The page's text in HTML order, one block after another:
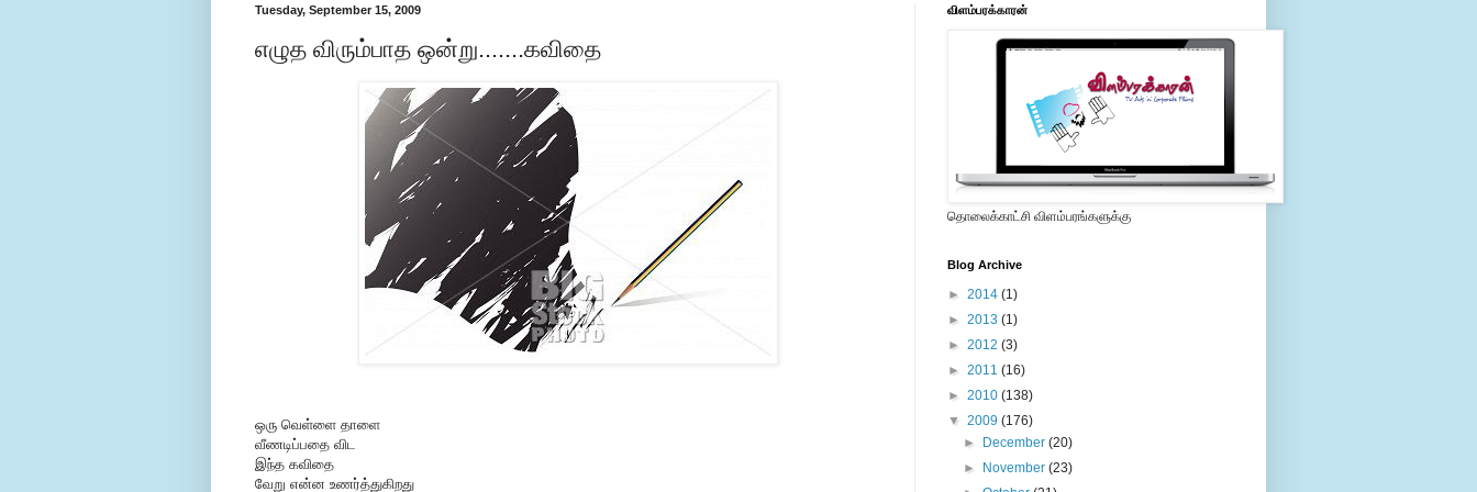
Tuesday, September 15, 2009
எழுத விரும்பாத ஒன்று.......கவிதை
ஒரு வெள்ளை தாளை
வீணடிப்பதை விட
இந்த கவிதை
வேறு என்ன உணர்த்துகிறது
விளம்பரக்காரன்
தொலைக்காட்சி விளம்பரங்களுக்கு
Blog Archive
► 2014 (1)
► 2013 (1)
► 2012 (3)
► 2011 (16)
► 2010 (138)
▼ 2009 (176)
►
December(20)
►
November(23)